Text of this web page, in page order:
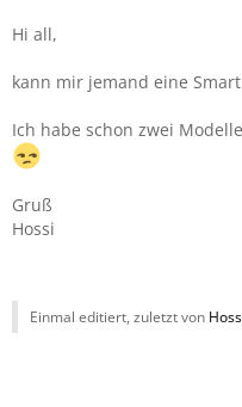
Hi all,
kann mir jemand eine
Ich habe schon zwei
Gruß
Hossi
Einmal editiert, zuletzt von